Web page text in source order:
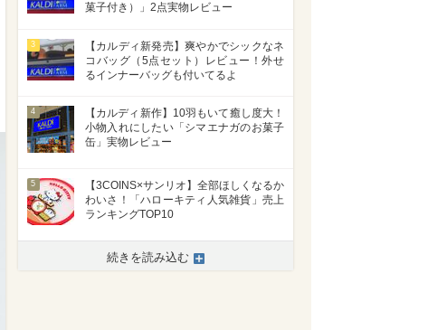
菓子付き）」2点実物レビュー
3
【カルディ新発売】爽やかでシックなネ
コバッグ（5点セット）レビュー！外せ
るインナーバッグも付いてるよ
4
【カルディ新作】10羽もいて癒し度大！
小物入れにしたい「シマエナガのお菓子
缶」実物レビュー
5
【3COINS×サンリオ】全部ほしくなるか
わいさ！「ハローキティ人気雑貨」売上
ランキングTOP10
続きを読み込む